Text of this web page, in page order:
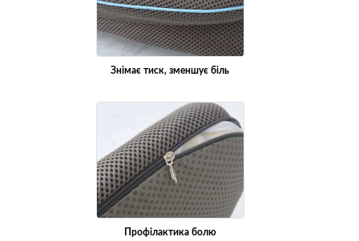
Знімає тиск, зменшує біль
Профілактика болю